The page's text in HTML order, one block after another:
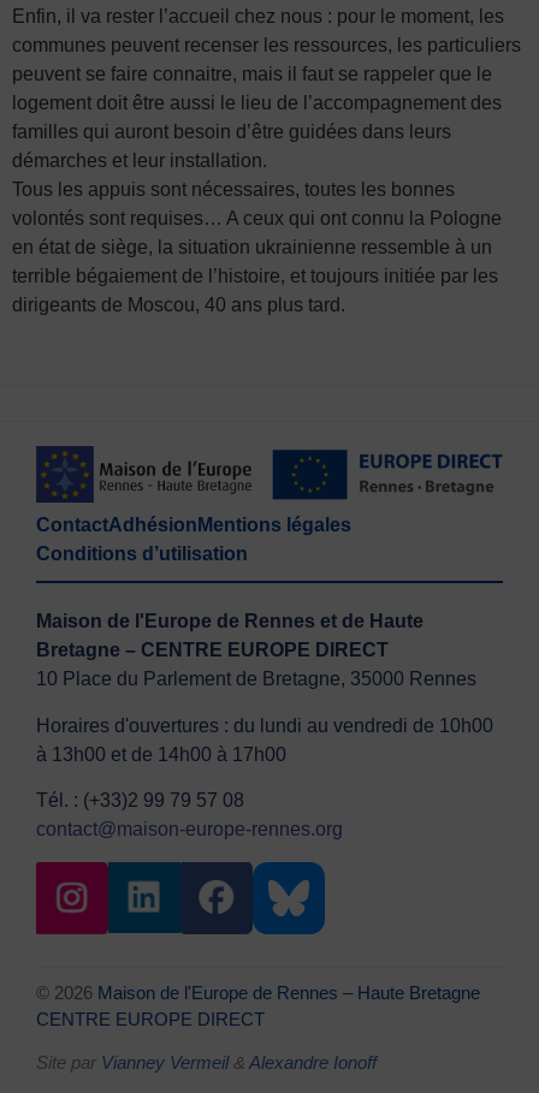
Enfin, il va rester l’accueil chez nous : pour le moment, les
communes peuvent recenser les ressources, les particuliers
peuvent se faire connaitre, mais il faut se rappeler que le
logement doit être aussi le lieu de l’accompagnement des
familles qui auront besoin d’être guidées dans leurs
démarches et leur installation.
Tous les appuis sont nécessaires, toutes les bonnes
volontés sont requises… A ceux qui ont connu la Pologne
en état de siège, la situation ukrainienne ressemble à un
terrible bégaiement de l’histoire, et toujours initiée par les
dirigeants de Moscou, 40 ans plus tard.
ContactAdhésion Mentions légales
Conditions d’utilisation
Maison de l'Europe de Rennes et de Haute
Bretagne – CENTRE EUROPE DIRECT
10 Place du Parlement de Bretagne, 35000 Rennes
Horaires d'ouvertures : du lundi au vendredi de 10h00
à 13h00 et de 14h00 à 17h00
Tél. : (+33)2 99 79 57 08
contact@maison-europe-rennes.org
© 2026 Maison de l'Europe de Rennes – Haute Bretagne
CENTRE EUROPE DIRECT
Site par Vianney Vermeil& Alexandre Ionoff